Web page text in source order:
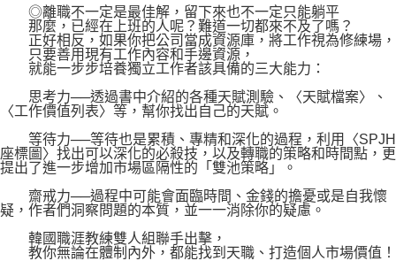
◎離職不一定是最佳解，留下來也不一定只能躺平
那麼，已經在上班的人呢？難道一切都來不及了嗎？
正好相反，如果你把公司當成資源庫，將工作視為修練場，
只要善用現有工作內容和手邊資源，
就能一步步培養獨立工作者該具備的三大能力：
思考力──透過書中介紹的各種天賦測驗、〈天賦檔案〉、
〈工作價值列表〉等，幫你找出自己的天賦。
等待力──等待也是累積、專精和深化的過程，利用〈SPJH
座標圖〉找出可以深化的必殺技，以及轉職的策略和時間點，更
提出了進一步增加市場區隔性的「雙池策略」。
齋戒力──過程中可能會面臨時間、金錢的擔憂或是自我懷
疑，作者們洞察問題的本質，並一一消除你的疑慮。
韓國職涯教練雙人組聯手出擊，
教你無論在體制內外，都能找到天職、打造個人市場價值！